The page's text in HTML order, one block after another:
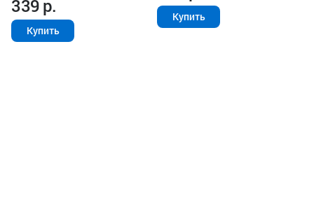
339р.
Купить
Купить